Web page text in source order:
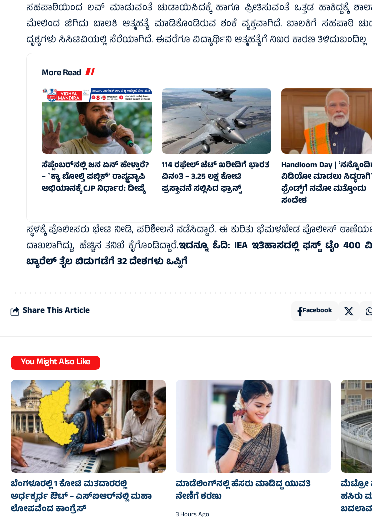
ಸಹಪಾಠಿಯಿಂದ ಲವ್ ಮಾಡುವಂತೆ ಚುಡಾಯಿಸಿದಕ್ಕೆ ಹಾಗೂ ಪ್ರೀತಿಸುವಂತೆ ಒತ್ತಡ ಹಾಕಿದ್ದಕ್ಕೆ
ಮೇಲಿಂದ ಜಿಗಿದು ಬಾಲಕಿ ಆತ್ಮಹತ್ಯೆ ಮಾಡಿಕೊಂಡಿರುವ ಶಂಕೆ ವ್ಯಕ್ತವಾಗಿದೆ. ಬಾಲಕಿಗೆ ಸಹಪಾಠಿ
ದೃಶ್ಯಗಳು ಸಿಸಿಟಿವಿಯಲ್ಲಿ ಸೆರೆಯಾಗಿದೆ. ಈವರೆಗೂ ವಿದ್ಯಾರ್ಥಿನಿ ಆತ್ಮಹತ್ಯೆಗೆ ನಿಖರ ಕಾರಣ ತಿಳಿದುಬಂದಿಲ್ಲ
More Read
ಸೆಪ್ಟೆಂಬರ್‌ನಲ್ಲಿ ಜನ ಏನ್‌ ಹೇಳ್ತಾರೆ?
– `ಕ್ಯಾ ಬೋಲ್ತಿ ಪಬ್ಲಿಕ್’ ರಾಷ್ಟ್ರವ್ಯಾಪಿ
ಅಭಿಯಾನಕ್ಕೆ CJP ನಿರ್ಧಾರ: ದೀಪ್ಕೆ
114 ರಫೇಲ್ ಜೆಟ್‌ ಖರೀದಿಗೆ ಭಾರತ
ವಿನಂತಿ – 3.25 ಲಕ್ಷ ಕೋಟಿ
ಪ್ರಸ್ತಾವನೆ ಸಲ್ಲಿಸಿದ ಫ್ರಾನ್ಸ್‌
Handloom Day |
ವಿಡಿಯೋ ಮಾಡಲು
ಫ್ರೆಂಡ್ಸ್‌ಗೆ ನಮೋ ಮತ್ತೊಂದು
ಸಂದೇಶ
ಸ್ಥಳಕ್ಕೆ ಪೊಲೀಸರು ಭೇಟಿ ನೀಡಿ, ಪರಿಶೀಲನೆ ನಡೆಸಿದ್ದಾರೆ. ಈ ಕುರಿತು ಭೆಮಳಖೇಡ ಪೊಲೀಸ್
ದಾಖಲಾಗಿದ್ದು, ಹೆಚ್ಚಿನ ತನಿಖೆ ಕೈಗೊಂಡಿದ್ದಾರೆ.ಇದನ್ನೂ ಓದಿ: IEA ಇತಿಹಾಸದಲ್ಲಿ ಫಸ್ಟ್‌ ಟೈಂ
ಬ್ಯಾರೆಲ್ ತೈಲ ಬಿಡುಗಡೆಗೆ 32 ದೇಶಗಳು ಒಪ್ಪಿಗೆ
Share This Article Facebook
You Might Also Like
ಬೆಂಗಳೂರಲ್ಲಿ 1 ಕೋಟಿ ಮತದಾರರಲ್ಲಿ
ಅರ್ಧಕ್ಕರ್ಧ ಔಟ್ – ಎಸ್‌ಐಆರ್‌ನಲ್ಲಿ ಮಹಾ
ಲೋಪವೆಂದ ಕಾಂಗ್ರೆಸ್
ಮಾಡೆಲಿಂಗ್‌ನಲ್ಲಿ ಹೆಸರು ಮಾಡಿದ್ದ ಯುವತಿ
ನೇಣಿಗೆ ಶರಣು
ಮೆಟ್ರೋ
ಹಸಿರು